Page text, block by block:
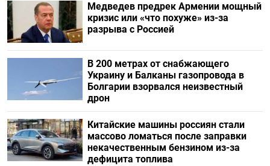
Медведев предрек Армении мощный
кризис или «что похуже» из-за
разрыва с Россией
В 200 метрах от снабжающего
Украину и Балканы газопровода в
Болгарии взорвался неизвестный
дрон
Китайские машины россиян стали
массово ломаться после заправки
некачественным бензином из-за
дефицита топлива